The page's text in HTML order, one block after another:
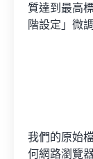
質達到最高
階設定」微
我們的原始
何網路瀏覽